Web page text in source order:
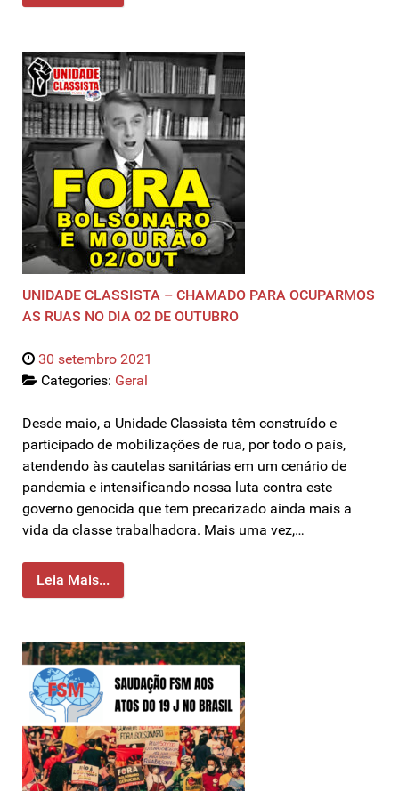
UNIDADE CLASSISTA – CHAMADO PARA OCUPARMOS
AS RUAS NO DIA 02 DE OUTUBRO
30 setembro 2021
Categories: Geral
Desde maio, a Unidade Classista têm construído e
participado de mobilizações de rua, por todo o país,
atendendo às cautelas sanitárias em um cenário de
pandemia e intensificando nossa luta contra este
governo genocida que tem precarizado ainda mais a
vida da classe trabalhadora. Mais uma vez,…
Leia Mais...